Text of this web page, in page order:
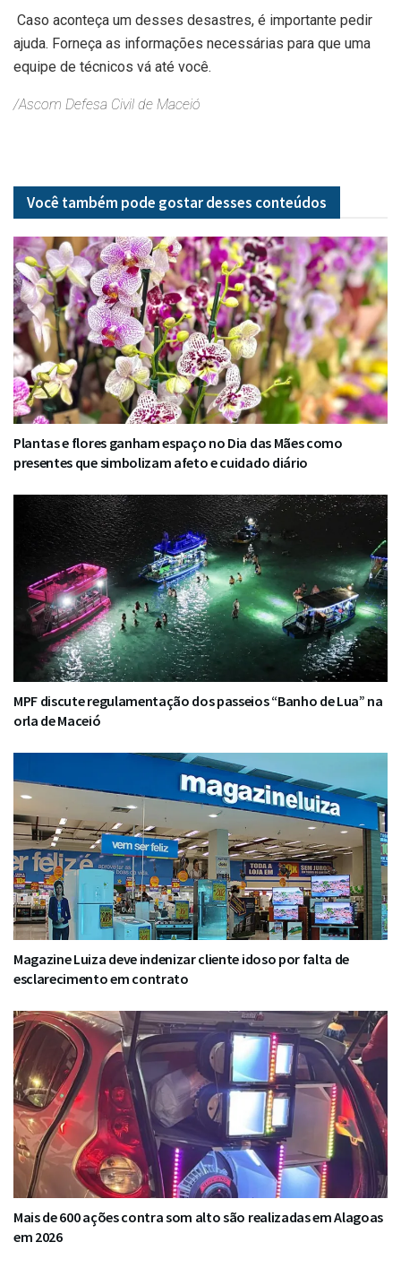
Caso aconteça um desses desastres, é importante pedir
ajuda. Forneça as informações necessárias para que uma
equipe de técnicos vá até você.
/Ascom Defesa Civil de Maceió
Você também pode gostar desses conteúdos
Plantas e flores ganham espaço no Dia das Mães como
presentes que simbolizam afeto e cuidado diário
MPF discute regulamentação dos passeios “Banho de Lua” na
orla de Maceió
Magazine Luiza deve indenizar cliente idoso por falta de
esclarecimento em contrato
Mais de 600 ações contra som alto são realizadas em Alagoas
em 2026